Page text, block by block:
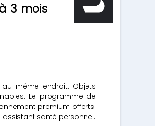
3 mois
même endroit. Objets
Le programme de
premium offerts.
santé personnel.